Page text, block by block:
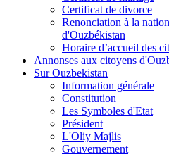
Certificat de divorce
Renonciation à la
d'Ouzbékistan
Horaire d’accueil des
Annonses aux citoyens
Sur Ouzbekistan
Information générale
Constitution
Les Symboles d'Etat
Président
L'Oliy Majlis
Gouvernement